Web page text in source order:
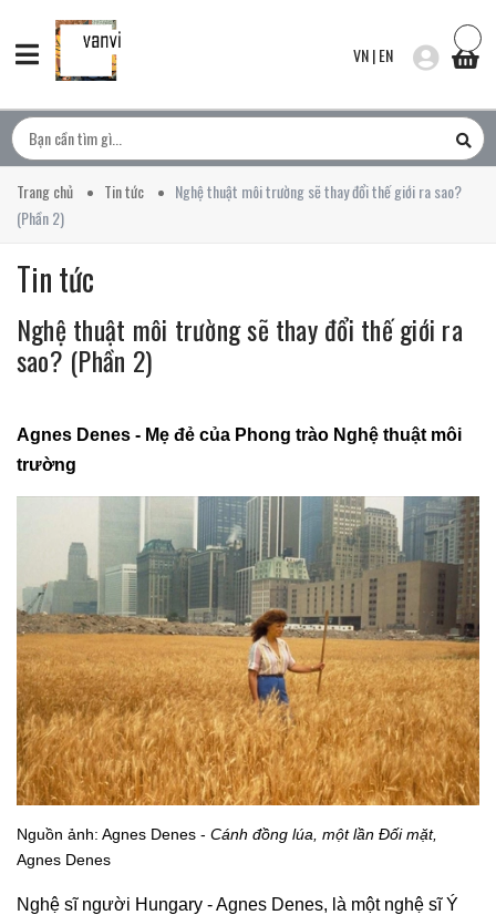
VN|EN
Trang chủ Tin tức
Nghệ thuật môi trường sẽ thay đổi thế giới ra sao?
(Phần 2)
Tin tức
Nghệ thuật môi trường sẽ thay đổi thế giới ra
sao? (Phần 2)
Agnes Denes - Mẹ đẻ của Phong trào Nghệ thuật môi
trường
Nguồn ảnh: Agnes Denes - Cánh đồng lúa, một lần Đối mặt,
Agnes Denes
Nghệ sĩ người Hungary - Agnes Denes, là một nghệ sĩ Ý